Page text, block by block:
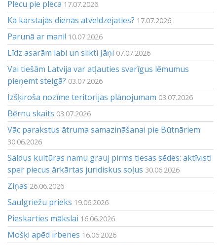
Plecu pie pleca 17.07.2026
Kā karstajās dienās atveldzējaties? 17.07.2026
Parunā ar mani! 10.07.2026
Līdz asarām labi un slikti Jāņi 07.07.2026
Vai tiešām Latvija var atļauties svarīgus lēmumus
pieņemt steigā? 03.07.2026
Izšķiroša nozīme teritorijas plānojumam 03.07.2026
Bērnu skaits 03.07.2026
Vāc parakstus ātruma samazināšanai pie Būtnāriem
30.06.2026
Saldus kultūras namu grauj pirms tiesas sēdes: aktīvisti
sper piecus ārkārtas juridiskus soļus 30.06.2026
Ziņas 26.06.2026
Saulgriežu prieks 19.06.2026
Pieskarties mākslai 16.06.2026
Mošķi apēd irbenes 16.06.2026